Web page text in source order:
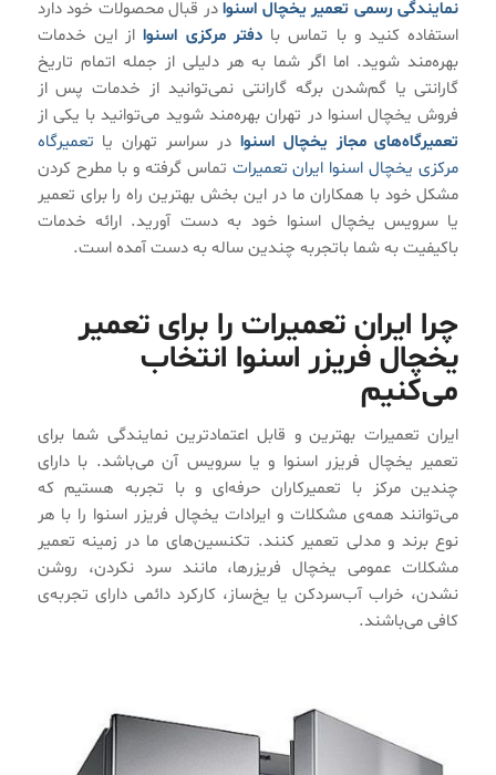
نمایندگی رسمی تعمیر یخچال اسنوادر قبال محصولات خود دارد
استفاده کنید و با تماس بادفتر مرکزی اسنوا از این خدمات
بهره‌مند شوید. اما اگر شما به هر دلیلی از جمله اتمام تاریخ
گارانتی یا گم‌شدن برگه گارانتی نمی‌توانید از خدمات پس از
فروش یخچال اسنوا در تهران بهره‌مند شوید می‌توانید با یکی از
تعمیرگاه‌های مجاز یخچال اسنوا در سراسر تهران یا تعمیرگاه
مرکزی یخچال اسنوا ایران تعمیرات تماس گرفته و با مطرح کردن
مشکل خود با همکاران ما در این بخش بهترین راه را برای تعمیر
یا سرویس یخچال اسنوا خود به دست آورید. ارائه خدمات
باکیفیت به شما باتجربه چندین ساله به دست آمده است.
چرا ایران تعمیرات را برای تعمیر
یخچال فریزر اسنوا انتخاب
می‌کنیم
ایران تعمیرات بهترین و قابل اعتمادترین نمایندگی شما برای
تعمیر یخچال فریزر اسنوا و یا سرویس آن می‌باشد. با دارای
چندین مرکز با تعمیرکاران حرفه‌ای و با تجربه هستیم که
می‌توانند همه‌ی مشکلات و ایرادات یخچال فریزر اسنوا را با هر
نوع برند و مدلی تعمیر کنند. تکنسین‌های ما در زمینه تعمیر
مشکلات عمومی یخچال فریزرها، مانند سرد نکردن، روشن
نشدن، خراب آب‌سردکن یا یخ‌ساز، کارکرد دائمی دارای تجربه‌ی
کافی می‌باشند.